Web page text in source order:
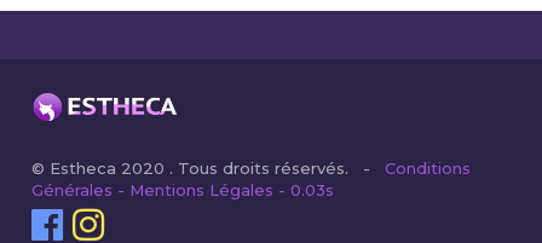
© Estheca 2020 . Tous droits réservés. -Conditions
Générales - Mentions Légales - 0.03s